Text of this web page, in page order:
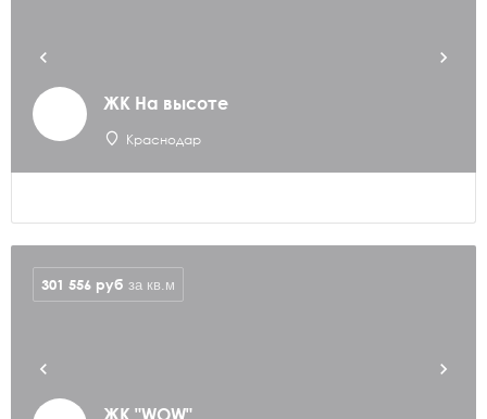
ЖК На высоте
Краснодар
ЖК "WOW"
301 556 руб за кв.м